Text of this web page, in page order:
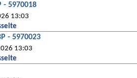
- 5970018
13:03
- 5970023
13:03